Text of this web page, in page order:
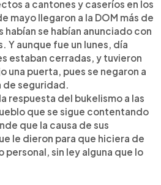
a cantones y caseríos en los
mayo llegaron a la DOM más de
habían se habían anunciado con
Y aunque fue un lunes, día
estaban cerradas, y tuvieron
una puerta, pues se negaron a
de seguridad.
respuesta del bukelismo a las
que se sigue contentando
que la causa de sus
le dieron para que hiciera de
personal, sin ley alguna que lo